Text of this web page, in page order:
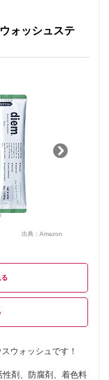
ォッシュステ
出典： Amazon
ウォッシュです！
剤、防腐剤、着色料